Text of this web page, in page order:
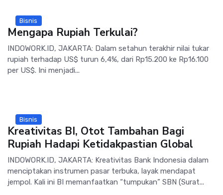
Bisnis
Mengapa Rupiah Terkulai?
INDOWORK.ID, JAKARTA: Dalam setahun terakhir nilai tukar
rupiah terhadap US$ turun 6,4%, dari Rp15.200 ke Rp16.100
per US$. Ini menjadi...
Bisnis
Kreativitas BI, Otot Tambahan Bagi
Rupiah Hadapi Ketidakpastian Global
INDOWORK.ID, JAKARTA: Kreativitas Bank Indonesia dalam
menciptakan instrumen pasar terbuka, layak mendapat
jempol. Kali ini BI memanfaatkan “tumpukan” SBN (Surat...